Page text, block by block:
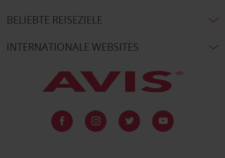
BELIEBTE REISEZIELE
INTERNATIONALE WEBSITES